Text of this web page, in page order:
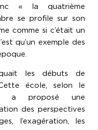
« la quatrième
se profile sur son
comme si c’était un
qu’un exemple des
les débuts de
Cette école, selon le
a proposé une
des perspectives
l’exagération, les